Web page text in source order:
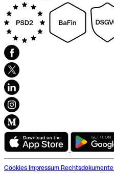
Cookies Impressum Rechtsdokumente